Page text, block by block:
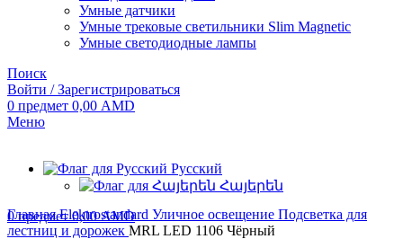
Умные датчики
Умные трековые светильники Slim Magnetic
Умные светодиодные лампы
Поиск
Войти / Зарегистрироваться
0 предмет 0,00 AMD
Меню
Русский
Հայերեն
0предмет 0,00AMD
ГлавнаяElektrostandard Уличное освещение Подсветка для
лестниц и дорожек MRL LED 1106 Чёрный